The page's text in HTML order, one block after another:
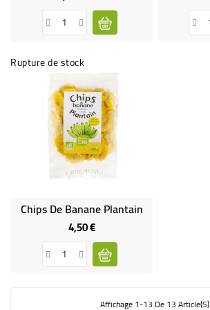
de
base
Rupture de stock
Chips De Banane Plantain
4,50 €Prix
Affichage 1-13 De 13 Article(s)